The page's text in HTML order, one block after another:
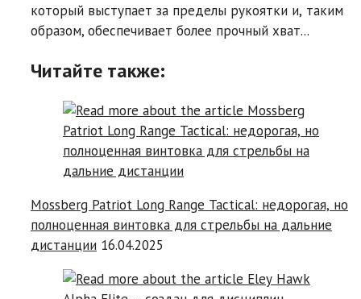
который выступает за пределы рукоятки и, таким
образом, обеспечивает более прочный хват...
Читайте также:
Mossberg Patriot Long Range Tactical: недорогая, но
полноценная винтовка для стрельбы на дальние
дистанции 16.04.2025